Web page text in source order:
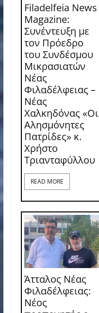
Filadelfeia News
Magazine:
Συνέντευξη με
τον Πρόεδρο
του Συνδέσμου
Μικρασιατών
Νέας
Φιλαδέλφειας –
Νέας
Χαλκηδόνας «Οι
Αλησμόνητες
Πατρίδες» κ.
Χρήστο
Τριανταφύλλου
READ MORE
Άτταλος Νέας
Φιλαδέλφειας:
Νέος